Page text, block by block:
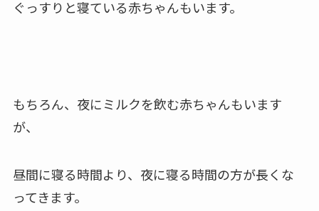
ぐっすりと寝ている赤ちゃんもいます。
もちろん、夜にミルクを飲む赤ちゃんもいます
が、
昼間に寝る時間より、 夜に寝る時間の方が長くな
ってきます。